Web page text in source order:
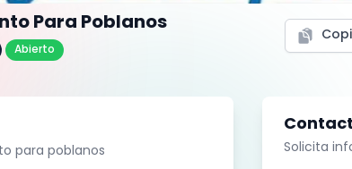
Para Poblanos
Abierto
para poblanos
Solicita